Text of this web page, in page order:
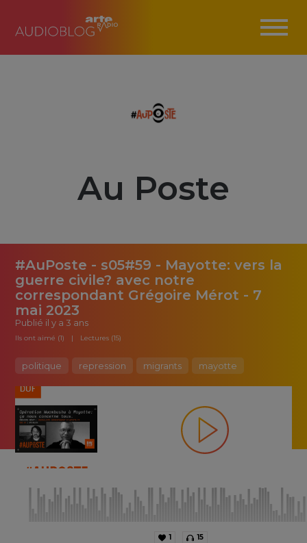
Au Poste
#AuPoste - s05#59 - Mayotte: vers la
guerre civile? avec notre
correspondant Grégoire Mérot - 7
mai 2023
Publié il y a 3 ans
Ils ont aimé (1) Lectures (15)
politique repression migrants mayotte
1 15